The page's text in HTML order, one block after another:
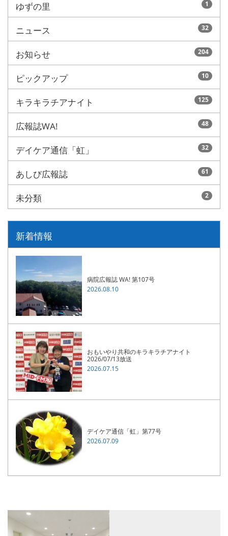
ゆずの里 1
ニュース 32
お知らせ 204
ピックアップ 10
キラキラチアナイト 125
広報誌WA! 48
デイケア通信「虹」 32
あしび広報誌 61
未分類 2
新着情報
病院広報誌 WA! 第107号
2026.08.10
おもいやり共和のキラキラチアナイト
2026/07/13放送
2026.07.15
デイケア通信「虹」第77号
2026.07.09